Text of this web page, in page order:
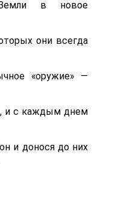
Земли в новое
они всегда
«оружие» —
и с каждым днем
и донося до них